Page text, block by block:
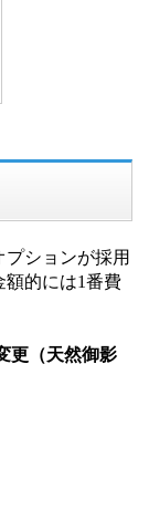
ションが採用
額的には1番費
更（天然御影